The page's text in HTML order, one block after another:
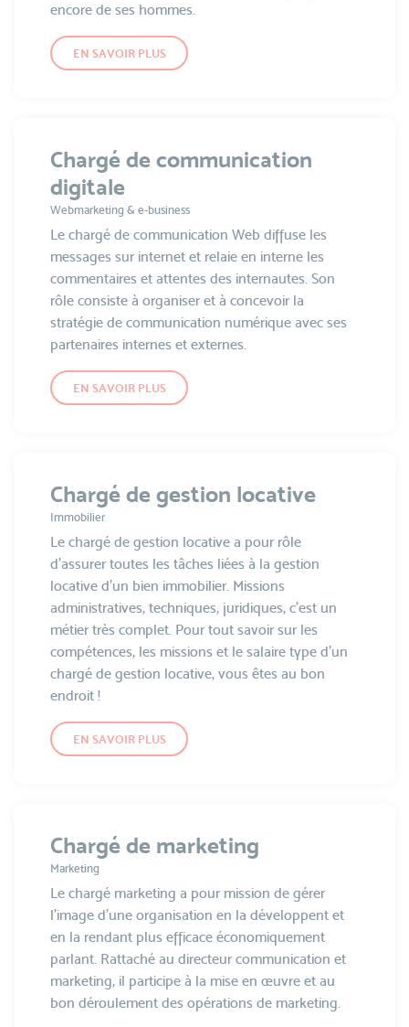
encore de ses hommes.
EN SAVOIR PLUS
Chargé de communication
digitale
Webmarketing & e-business
Le chargé de communication Web diffuse les
messages sur internet et relaie en interne les
commentaires et attentes des internautes. Son
rôle consiste à organiser et à concevoir la
stratégie de communication numérique avec ses
partenaires internes et externes.
EN SAVOIR PLUS
Chargé de gestion locative
Immobilier
Le chargé de gestion locative a pour rôle
d’assurer toutes les tâches liées à la gestion
locative d’un bien immobilier. Missions
administratives, techniques, juridiques, c’est un
métier très complet. Pour tout savoir sur les
compétences, les missions et le salaire type d’un
chargé de gestion locative, vous êtes au bon
endroit !
EN SAVOIR PLUS
Chargé de marketing
Marketing
Le chargé marketing a pour mission de gérer
l’image d’une organisation en la développent et
en la rendant plus efficace économiquement
parlant. Rattaché au directeur communication et
marketing, il participe à la mise en œuvre et au
bon déroulement des opérations de marketing.